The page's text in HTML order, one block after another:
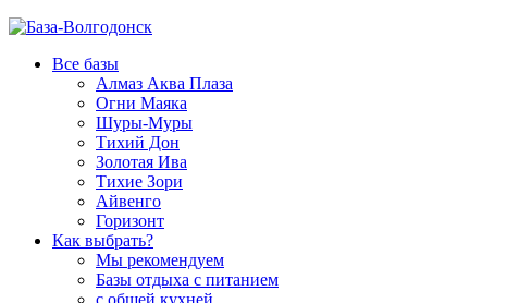
Все базы
Алмаз Аква Плаза
Огни Маяка
Шуры-Муры
Тихий Дон
Золотая Ива
Тихие Зори
Айвенго
Горизонт
Как выбрать?
Мы рекомендуем
Базы отдыха с питанием
с общей кухней